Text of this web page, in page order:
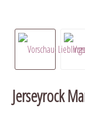
Jerseyrock